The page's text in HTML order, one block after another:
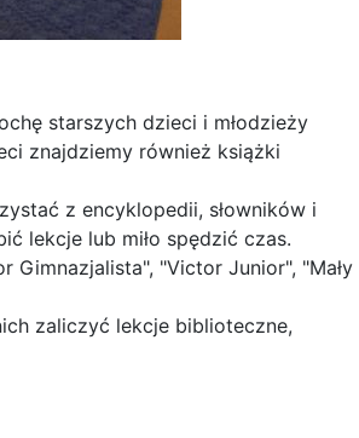
starszych dzieci i młodzieży
znajdziemy również książki
z encyklopedii, słowników i
lekcje lub miło spędzić czas.
Gimnazjalista", "Victor Junior", "Mały
zaliczyć lekcje biblioteczne,